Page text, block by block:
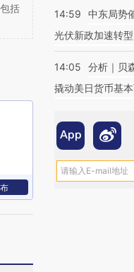
括
14:59
中东局势
光伏新政加速转型
14:05
分析｜贝
撬动美日货币基